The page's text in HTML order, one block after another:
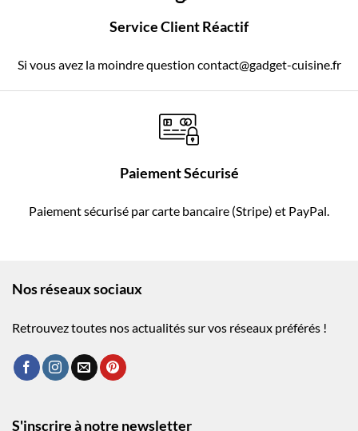
Service Client Réactif
Si vous avez la moindre question contact@gadget-cuisine.fr
Paiement Sécurisé
Paiement sécurisé par carte bancaire (Stripe) et PayPal.
Nos réseaux sociaux
Retrouvez toutes nos actualités sur vos réseaux préférés !
S'inscrire à notre newsletter